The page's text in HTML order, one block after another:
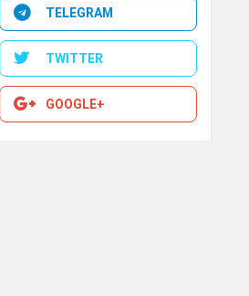
TELEGRAM
TWITTER
GOOGLE+